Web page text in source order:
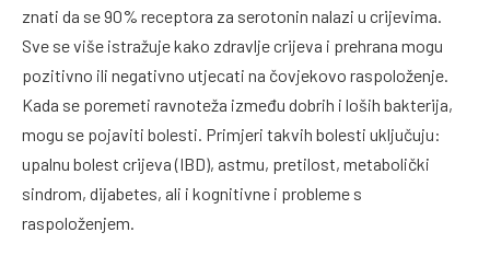
znati da se 90% receptora za serotonin nalazi u crijevima.
Sve se više istražuje kako zdravlje crijeva i prehrana mogu
pozitivno ili negativno utjecati na čovjekovo raspoloženje.
Kada se poremeti ravnoteža između dobrih i loših bakterija,
mogu se pojaviti bolesti. Primjeri takvih bolesti uključuju:
upalnu bolest crijeva (IBD), astmu, pretilost, metabolički
sindrom, dijabetes, ali i kognitivne i probleme s
raspoloženjem.